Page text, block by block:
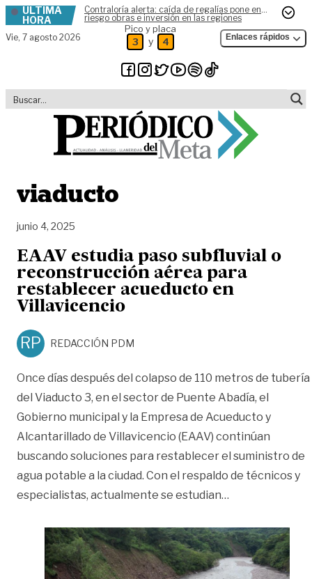
Skip to content
ÚLTIMA
HORA
Contraloría alerta: caída de regalías pone en
riesgo obras e inversión en las regiones
Vie, 7 agosto 2026
Pico y placa
3 y 4 Enlaces rápidos
viaducto
junio 4, 2025
EAAV estudia paso subfluvial o
reconstrucción aérea para
restablecer acueducto en
Villavicencio
RP REDACCIÓN PDM
Once días después del colapso de 110 metros de tubería
del Viaducto 3, en el sector de Puente Abadía, el
Gobierno municipal y la Empresa de Acueducto y
Alcantarillado de Villavicencio (EAAV) continúan
buscando soluciones para restablecer el suministro de
agua potable a la ciudad. Con el respaldo de técnicos y
especialistas, actualmente se estudian…